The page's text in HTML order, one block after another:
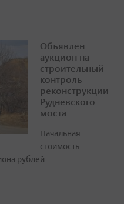
Объявлен
аукцион на
строительный
контроль
реконструкции
Рудневского
моста
Начальная
стоимость
рублей